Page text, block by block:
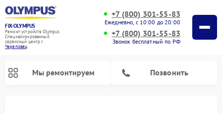
FIX-OLYMPUS
Ремонт устройств Olympus
Специализированный
cервисный центр г.
Череповец
+7 (800) 301-55-83
Ежедневно, с 10:00 до 20:00
+7 (800) 301-55-83
Звонок бесплатный по РФ
Мы ремонтируем Позвонить